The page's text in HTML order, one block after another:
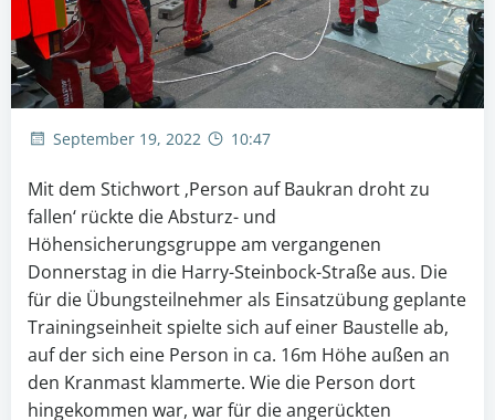
September 19, 2022 10:47
Mit dem Stichwort ‚Person auf Baukran droht zu
fallen‘ rückte die Absturz- und
Höhensicherungsgruppe am vergangenen
Donnerstag in die Harry-Steinbock-Straße aus. Die
für die Übungsteilnehmer als Einsatzübung geplante
Trainingseinheit spielte sich auf einer Baustelle ab,
auf der sich eine Person in ca. 16m Höhe außen an
den Kranmast klammerte. Wie die Person dort
hingekommen war, war für die angerückten